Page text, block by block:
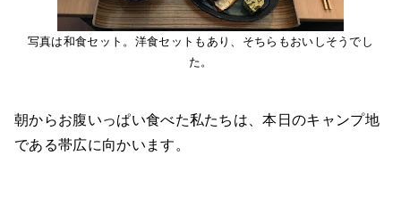
写真は和食セット。洋食セットもあり、そちらもおいしそうでし
た。
朝からお腹いっぱい食べた私たちは、本日のキャンプ地
である帯広に向かいます。